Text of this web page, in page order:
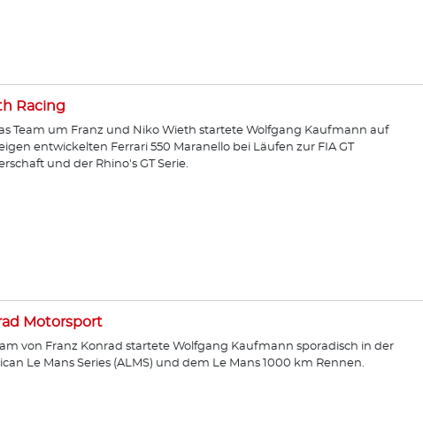
Racing
Team um Franz und Niko Wieth startete Wolfgang Kaufmann auf
entwickelten Ferrari 550 Maranello bei Läufen zur FIA GT
und der Rhino's GT Serie.
Motorsport
von Franz Konrad startete Wolfgang Kaufmann sporadisch in der
Le Mans Series (ALMS) und dem Le Mans 1000 km Rennen.